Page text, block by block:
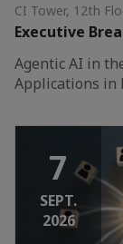
CI Tower, 12th
Executive
Agentic AI in
Applications in
7
SEPT.
2026